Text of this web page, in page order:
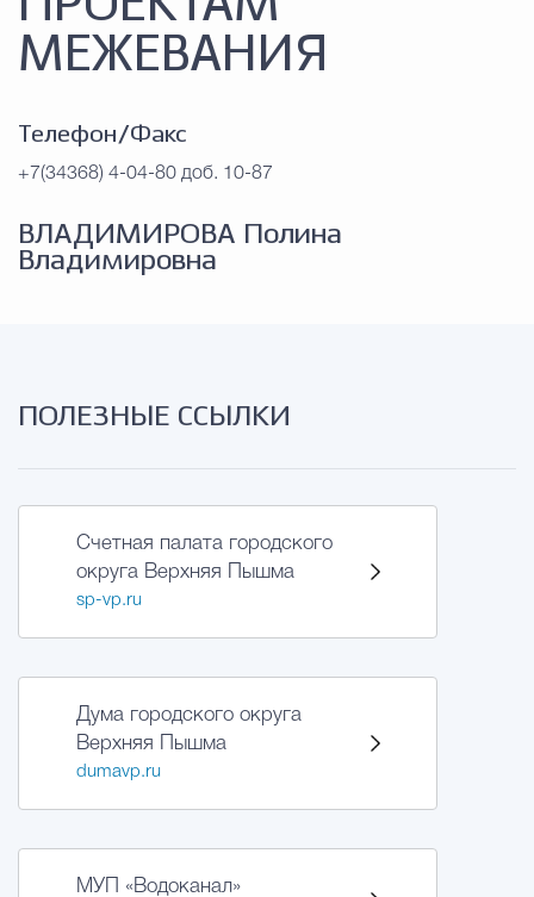
Гостям Городского
МЕЖЕВАНИЯ
Телефон/Факс
+7(34368) 4-04-80 доб. 10-87
ВЛАДИМИРОВА Полина
Владимировна
ПОЛЕЗНЫЕ ССЫЛКИ
Счетная палата городского
округа Верхняя Пышма
sp-vp.ru
Дума городского округа
Верхняя Пышма
dumavp.ru
МУП «Водоканал»